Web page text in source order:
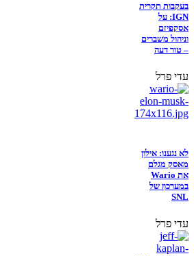
בעקבות תקרית
IGN: על
אסקפיזם
וניהול משברים
– טור דעה
עדי פרל
לא נגענו: אילון
מאסק מגלם
את Wario
במערכון של
SNL
עדי פרל